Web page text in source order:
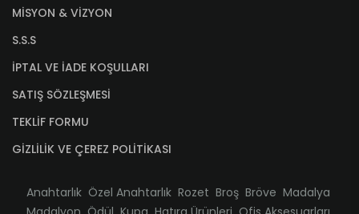
MİSYON & VİZYON
S.S.S
İPTAL VE İADE KOŞULLARI
SATIŞ SÖZLEŞMESİ
TEKLİF FORMU
GİZLİLİK VE ÇEREZ POLİTİKASI
Anahtarlık Özel Anahtarlık Rozet Broş Bröve Madalya